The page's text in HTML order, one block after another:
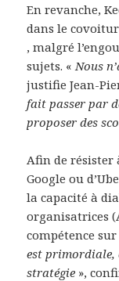
En revanche,
dans le
, malgré
sujets. « Nous
justifie Jean-
fait passer par
proposer des
Afin de résister
Google ou
la capacité à
organisatrices
compétence
est primordiale,
stratégie »,